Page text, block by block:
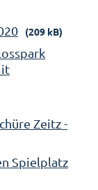
(209 kB)
Zeitz -
Spielplatz